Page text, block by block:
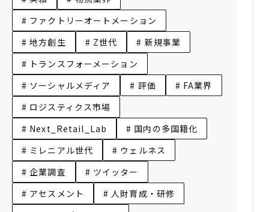
# ファクトリーオートメーション
# 地方創生
# Z世代
# 新規事業
# トランスフォーメーション
# ソーシャルメディア
# 評価
# FA業界
# ロジスティクス市場
# Next_Retail_Lab
# 国内の多国籍化
# ミレニアル世代
# ウェルネス
# 企業調査
# ツイッター
# アセスメント
# 人財育成・研修